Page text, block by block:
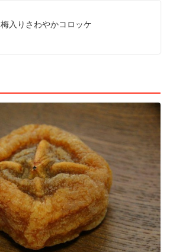
梅入りさわやかコロッケ